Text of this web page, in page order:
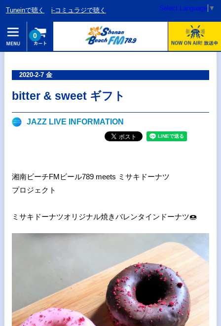
Tuneinで聴く i-コミュラジで聴く Select Language ▼
0
2020-2-7 金
bitter & sweet ギフト
JAZZ LIVE INFORMATION
湘南ビーチFMビール789 meets ミサキドーナツ
プロジェクト
ミサキドーナツオリジナル焼きバレンタインドーナツ🍩